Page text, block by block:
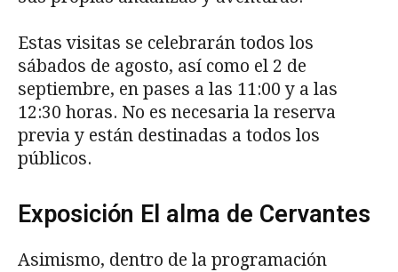
Estas visitas se celebrarán todos los
sábados de agosto, así como el 2 de
septiembre, en pases a las 11:00 y a las
12:30 horas. No es necesaria la reserva
previa y están destinadas a todos los
públicos.
Exposición El alma de Cervantes
Asimismo, dentro de la programación